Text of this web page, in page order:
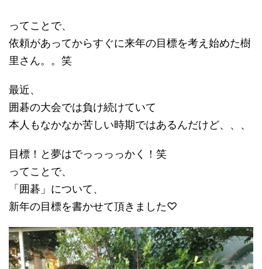
ってことで、
依頼があってからすぐに来年の目標を考え始めた樹
里さん。。笑
最近、
囲碁の大会では負け続けていて
本人もなかなか苦しい時期ではあるんだけど、、、
目標！と夢はでっっっっかく！笑
ってことで、
「囲碁」について、
新年の目標を書かせて頂きました♡